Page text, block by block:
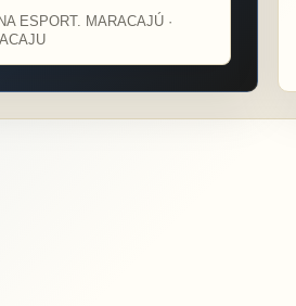
ESPORT. MARACAJÚ ·